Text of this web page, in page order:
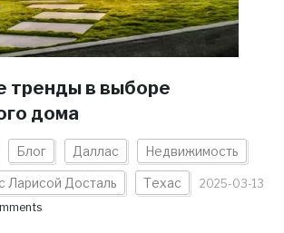
тренды в выборе
дома
Блог Даллас Недвижимость
Ларисой Досталь Техас
2025-03-13